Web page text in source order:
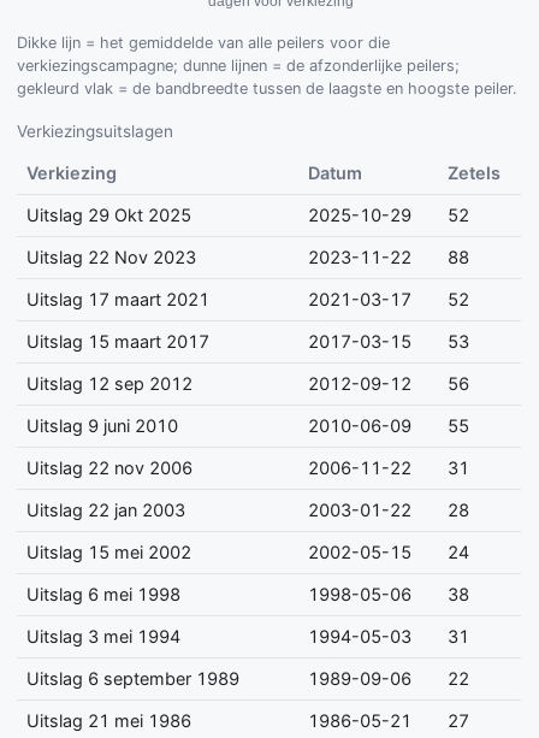
Dikke lijn = het gemiddelde van alle peilers voor die
verkiezingscampagne; dunne lijnen = de afzonderlijke peilers;
gekleurd vlak = de bandbreedte tussen de laagste en hoogste peiler.
Verkiezingsuitslagen
Verkiezing Datum Zetels
Uitslag 29 Okt 2025 2025-10-29 52
Uitslag 22 Nov 2023 2023-11-22 88
Uitslag 17 maart 2021 2021-03-17 52
Uitslag 15 maart 2017 2017-03-15 53
Uitslag 12 sep 2012 2012-09-12 56
Uitslag 9 juni 2010 2010-06-09 55
Uitslag 22 nov 2006 2006-11-22 31
Uitslag 22 jan 2003 2003-01-22 28
Uitslag 15 mei 2002 2002-05-15 24
Uitslag 6 mei 1998 1998-05-06 38
Uitslag 3 mei 1994 1994-05-03 31
Uitslag 6 september 1989 1989-09-06 22
Uitslag 21 mei 1986 1986-05-21 27